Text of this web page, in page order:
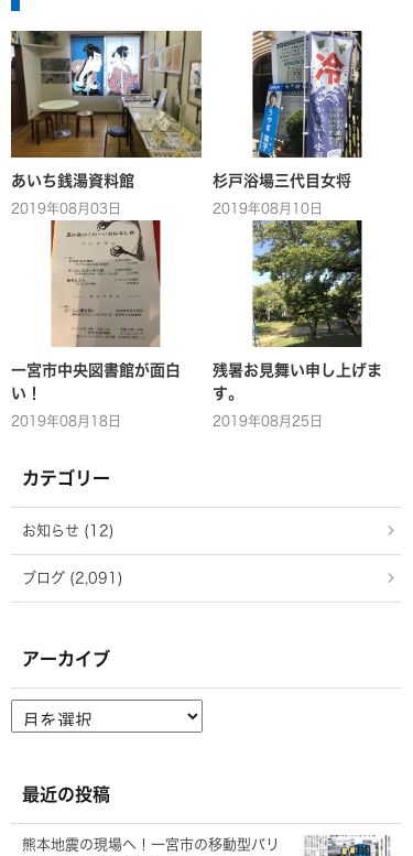
あいち銭湯資料館
2019年08月03日
杉戸浴場三代目女将
2019年08月10日
一宮市中央図書館が面白
い！
2019年08月18日
残暑お見舞い申し上げま
す。
2019年08月25日
カテゴリー
お知らせ (12)
ブログ (2,091)
アーカイブ
ー
ブ
最近の投稿
熊本地震の現場へ！一宮市の移動型バリ